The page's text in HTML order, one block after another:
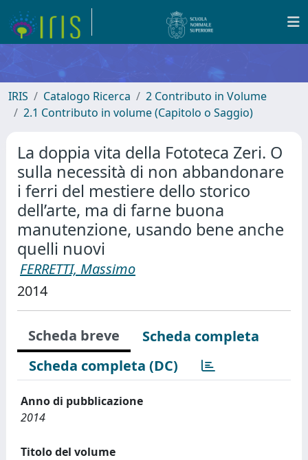
IRIS Catalogo Ricerca
2 Contributo in Volume
2.1 Contributo in volume (Capitolo o Saggio)
La doppia vita della Fototeca Zeri. O
sulla necessità di non abbandonare
i ferri del mestiere dello storico
dell’arte, ma di farne buona
manutenzione, usando bene anche
quelli nuovi
FERRETTI, Massimo
2014
Scheda breve
Scheda completa
Scheda completa (DC)
Anno di pubblicazione
2014
Titolo del volume